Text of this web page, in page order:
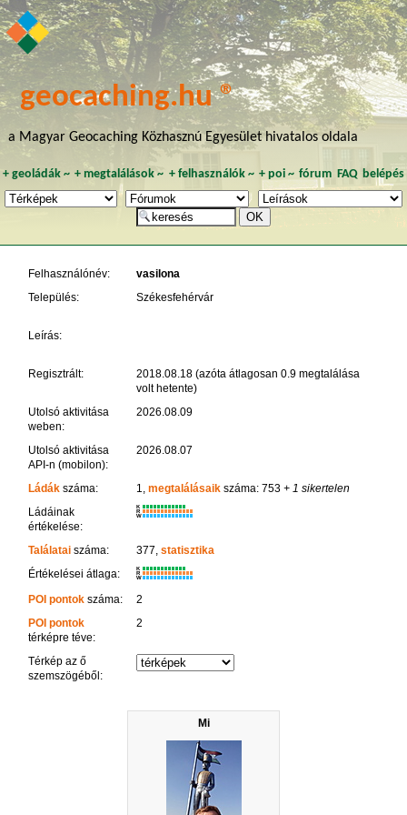
geocaching.hu ®
a Magyar Geocaching Közhasznú Egyesület hivatalos oldala
+ geoládák~ + megtalálások ~ + felhasználók~ + poi~ fórum FAQ belépés
Mi
Felhasználónév:
vasilona
Település:
Székesfehérvár
Leírás:
Regisztrált:
2018.08.18 (azóta átlagosan 0.9 megtalálása
volt hetente)
Utolsó aktivitása
weben:
2026.08.09
Utolsó aktivitása
API-n (mobilon):
2026.08.07
Ládákszáma: 1, megtalálásaikszáma: 753+ 1 sikertelen
Ládáinak
értékelése:
K
R
W
Találataiszáma: 377, statisztika
Értékelései átlaga:
K
R
W
POI pontokszáma:
2
POI pontok
térképre téve:
2
Térkép az ő
szemszögéből: